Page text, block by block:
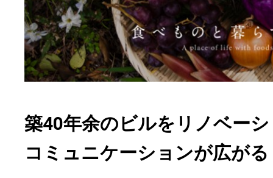
築40年余のビルをリノベー
コミュニケーションが広がる